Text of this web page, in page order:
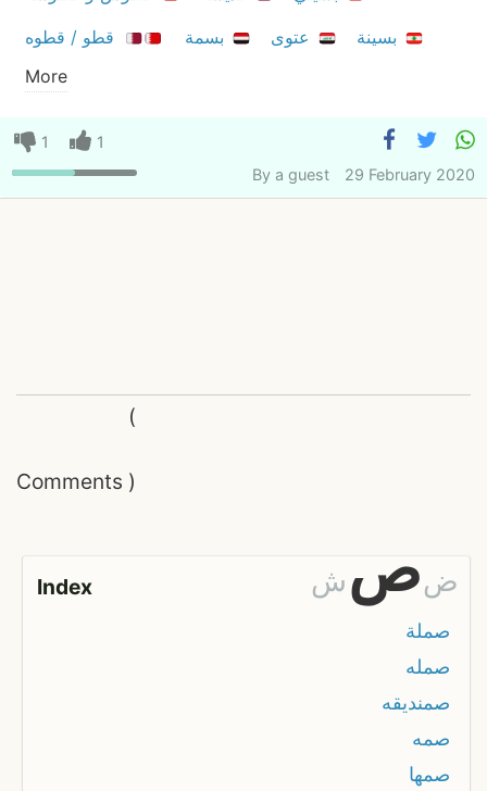
قطو / قطوه
بسمة عتوی
بسينة
More
1
1
By a guest 29 February 2020
Comments
(
)
Index شصض
صملة
صمله
صمنديقه
صمه
صمها